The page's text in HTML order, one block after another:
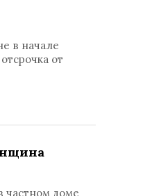
в начале
от
частном доме